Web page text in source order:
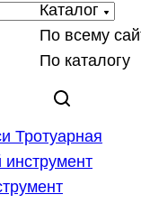
Каталог
По всему
По каталогу
Тротуарная